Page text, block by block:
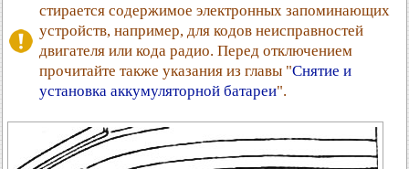
стирается содержимое электронных запоминающих
устройств, например, для кодов неисправностей
двигателя или кода радио. Перед отключением
прочитайте также указания из главы "Снятие и
установка аккумуляторной батареи".